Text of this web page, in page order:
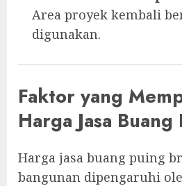
Area proyek kembali
digunakan.
Faktor yang
Harga Jasa Buang
Harga jasa buang puing
bangunan dipengaruhi